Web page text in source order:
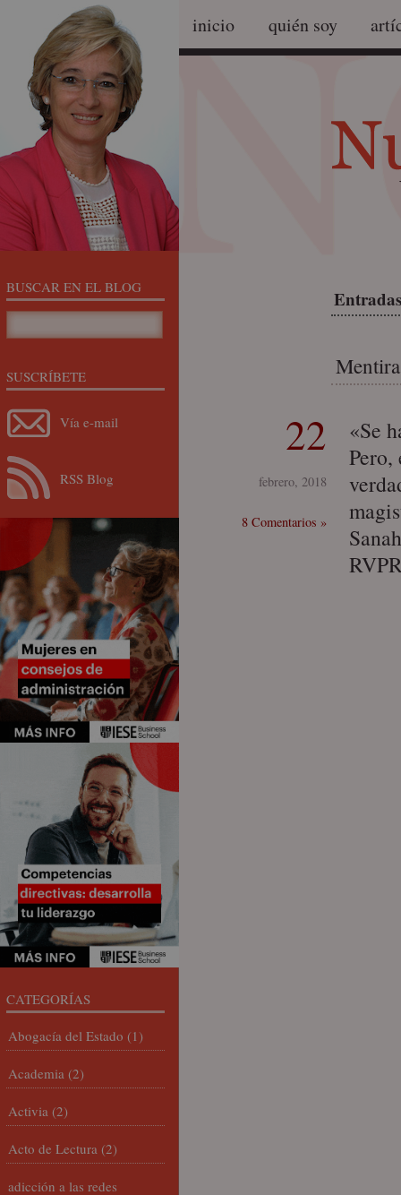
inicio quién soy
22
febrero, 2018
8 Comentarios »
«Se
BUSCAR EN EL BLOG
SUSCRÍBETE
Vía e-mail
RSS Blog
CATEGORÍAS
Abogacía del Estado (1)
Academia (2)
Activia (2)
Acto de Lectura (2)
adicción a las redes